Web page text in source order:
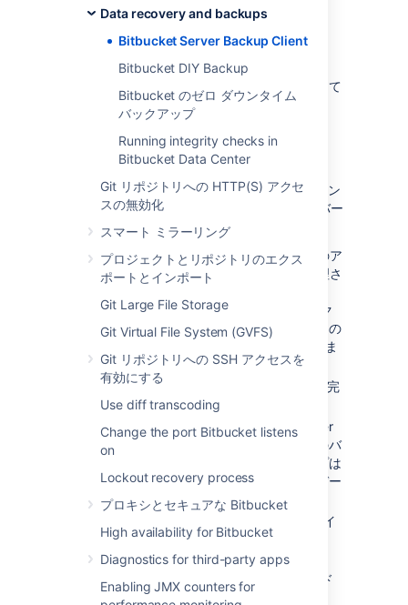
Data recovery and backups
Bitbucket Server Backup Client
Bitbucket DIY Backup
Bitbucket のゼロ ダウンタイム
バックアップ
Running integrity checks in
Bitbucket Data Center
Git リポジトリへの HTTP(S) アクセ
スの無効化
スマート ミラーリング
プロジェクトとリポジトリのエクス
ポートとインポート
Git Large File Storage
Git Virtual File System (GVFS)
Git リポジトリへの SSH アクセスを
有効にする
Use diff transcoding
Change the port Bitbucket listens
on
Lockout recovery process
プロキシとセキュアな Bitbucket
High availability for Bitbucket
Diagnostics for third-party apps
Enabling JMX counters for
トリに展開します。
ご質問がある場合は、「
」を参照して
ください。
動作の仕組み
Backup Client は、Bitbucket Server インスタン
スをバックアップするための一般的かつユニバー
サルな処理を含み、次の内容を実行します。
Bitbucket Server アプリケーションへのア
クセス、Bitbucket Server によって管理さ
Server データベースを確認して、バック
アップの全体的な時間を確認します。この
状態は "メンテナンス モード" と呼ばれま
す。
すべての Git およびデータベース操作が完
了したことを確認します。
ホーム ディレクトリと Bitbucket Server
データベースのアプリケーション固有のバ
ックアップを実行します。バックアップは
汎用的なものであり、サーバーまたはデー
タベース構成に依存しません。
バックアップ ファイルをローカル ファイ
ルシステムの指定された場所に、1 つの
tar ファイルして保管します。
Bitbucket Server のメンテナンス モード
のロックを解除します。